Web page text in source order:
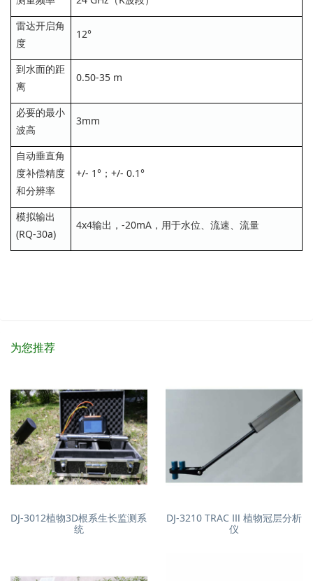
雷达开启角
度
12°
到水面的距
离
0.50-35 m
必要的最小
波高
3mm
自动垂直角
度补偿精度
和分辨率
+/- 1°；+/- 0.1°
模拟输出
(RQ-30a)
4x4输出，-20mA，用于水位、流速、流量
为您推荐
DJ-3012植物3D根系生长监测系
统
DJ-3210 TRAC Ⅲ 植物冠层分析
仪